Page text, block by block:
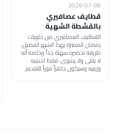
2026-07-08
قطايف عصافيري
بالقشطة الشهية
القطايف العصافيري من حلويات
رمضان المميزة بهذا الشهر الفضيل،
طريقة تحضيره سهلة جداً وخاصة أنه
لا يقلى ولا يشوى، فقط احشيه
وزينيه وسيكون جاهزاً فوراً للتقديم